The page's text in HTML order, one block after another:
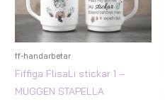
ff-handarbetar
Fiffiga FlisaLi stickar 1 –
MUGGEN STAPELLA